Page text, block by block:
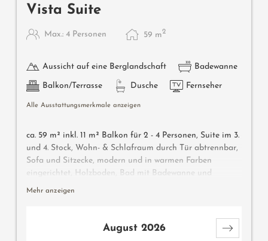
Vista Suite
Max.: 4 Personen 59 m2
Aussicht auf eine Berglandschaft Badewanne
Balkon/Terrasse Dusche Fernseher
Alle Ausstattungsmerkmale anzeigen
ca. 59 m² inkl. 11 m² Balkon für 2 - 4 Personen, Suite im 3.
und 4. Stock, Wohn- & Schlafraum durch Tür abtrennbar,
Sofa und Sitzecke, modern und in warmen Farben
eingerichtet, Holzboden, Bad mit Badewanne und
Dusche, Bidet, separates WC, Flat-TV, gratis W-Lan,
Mehr anzeigen
August 2026